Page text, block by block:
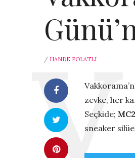
/ HANDE POLATLI
zevke, her
Seçkide;
sneaker